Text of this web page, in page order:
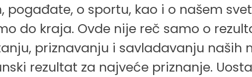
pogađate, o sportu, kao i o našem
do kraja. Ovde nije reč samo o
priznavanju i savladavanju
rezultat za najveće priznanje.